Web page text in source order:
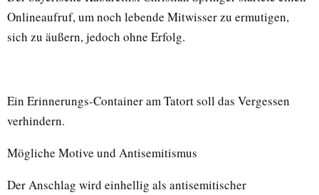
Onlineaufruf, um noch lebende Mitwisser zu ermutigen,
sich zu äußern, jedoch ohne Erfolg.
Ein Erinnerungs-Container am Tatort soll das Vergessen
verhindern.
Mögliche Motive und Antisemitismus
Der Anschlag wird einhellig als antisemitischer